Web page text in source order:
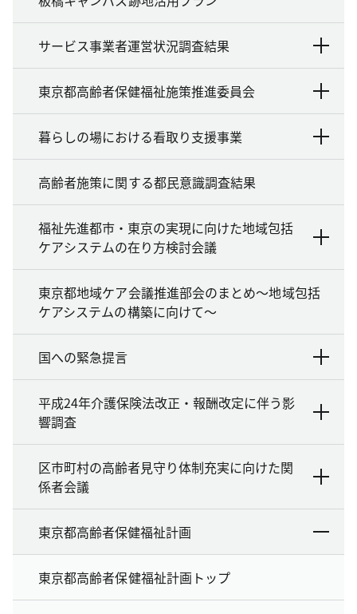
サービス事業者運営状況調査結果
東京都高齢者保健福祉施策推進委員会
暮らしの場における看取り支援事業
高齢者施策に関する都民意識調査結果
福祉先進都市・東京の実現に向けた地域包括
ケアシステムの在り方検討会議
東京都地域ケア会議推進部会のまとめ～地域包括
ケアシステムの構築に向けて～
国への緊急提言
平成24年介護保険法改正・報酬改定に伴う影
響調査
区市町村の高齢者見守り体制充実に向けた関
係者会議
東京都高齢者保健福祉計画
東京都高齢者保健福祉計画トップ